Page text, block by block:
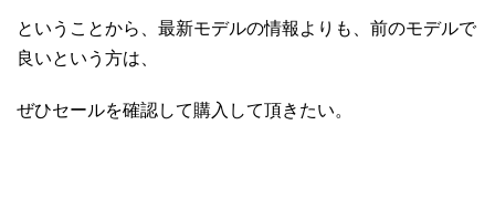
ということから、最新モデルの情報よりも、前のモデルで
良いという方は、
ぜひセールを確認して購入して頂きたい。